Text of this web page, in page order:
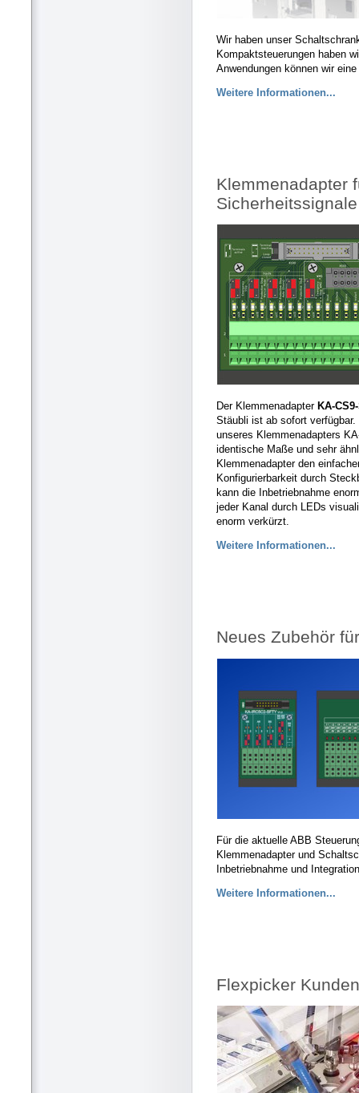
Wir haben unser
Kompaktsteuerungen haben
Anwendungen können wir
Weitere Informationen...
Klemmenadapter
Der Klemmenadapter KA-
Stäubli ist ab sofort
unseres Klemmenadapters
identische Maße und sehr
Klemmenadapter den
Konfigurierbarkeit durch
kann die Inbetriebnahme
jeder Kanal durch LEDs
enorm verkürzt.
Weitere Informationen...
Neues Zubehör
Für die aktuelle ABB
Klemmenadapter und
Inbetriebnahme und
Weitere Informationen...
Flexpicker